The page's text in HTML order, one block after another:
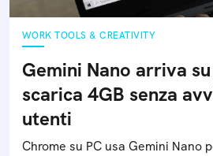
WORK TOOLS & CREATIVITY
Gemini Nano arriva
scarica 4GB senza
utenti
Chrome su PC usa Gemini Nano